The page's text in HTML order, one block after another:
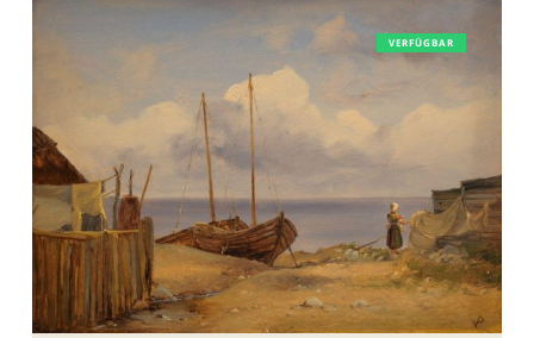
Vilhelm
Petersen
Küstenlandschaft
Booten
VERFÜGBAR